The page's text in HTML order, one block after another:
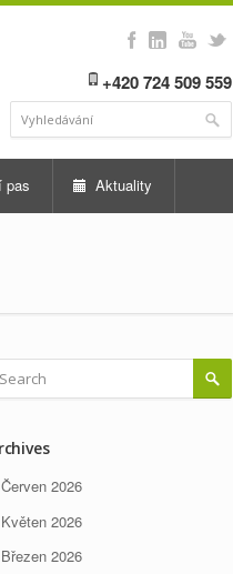
+420 724 509 559
pas Aktuality
Červen 2026
Květen 2026
Březen 2026